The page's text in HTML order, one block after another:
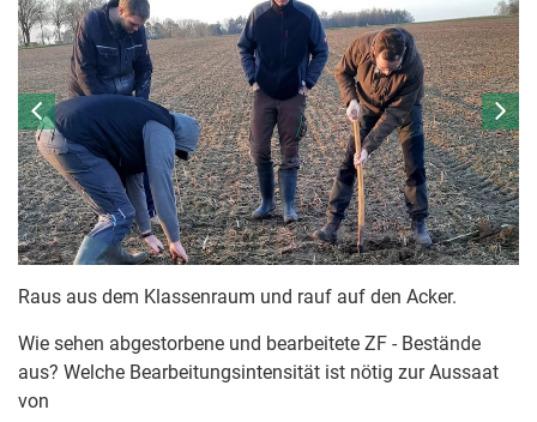
Raus aus dem Klassenraum und rauf auf den Acker.
Wie sehen abgestorbene und bearbeitete ZF - Bestände
aus? Welche Bearbeitungsintensität ist nötig zur Aussaat
von